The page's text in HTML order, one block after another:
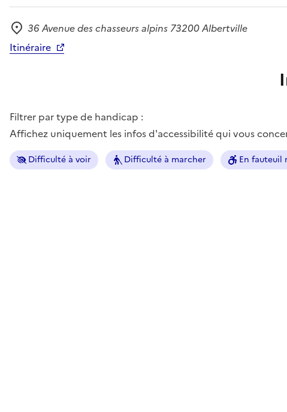
Adresse
36 Avenue des chasseurs alpins 73200 Albertville
Itinéraire
Filtrer par type de handicap :
Affichez uniquement les infos d'accessibilité qui vous
Difficulté à voir Difficulté à marcher En fauteuil